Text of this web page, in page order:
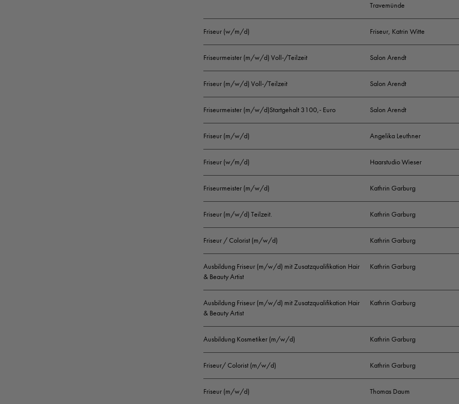
Travemünde
Friseur (w/m/d) Friseur, Katrin Witte
Friseurmeister (m/w/d) Voll-/Teilzeit Salon Arendt
Friseur (m/w/d) Voll-/Teilzeit Salon Arendt
Friseurmeister (m/w/d)Startgehalt 3100,- Euro Salon Arendt
Friseur (m/w/d) Angelika Leuthner
Friseur (w/m/d) Haarstudio Wieser
Friseurmeister (m/w/d) Kathrin Garburg
Friseur (m/w/d) Teilzeit. Kathrin Garburg
Friseur / Colorist (m/w/d) Kathrin Garburg
Ausbildung Friseur (m/w/d) mit Zusatzqualifikation Hair
& Beauty Artist
Kathrin Garburg
Ausbildung Friseur (m/w/d) mit Zusatzqualifikation Hair
& Beauty Artist
Kathrin Garburg
Ausbildung Kosmetiker (m/w/d) Kathrin Garburg
Friseur/ Colorist (m/w/d) Kathrin Garburg
Friseur (m/w/d) Thomas Daum